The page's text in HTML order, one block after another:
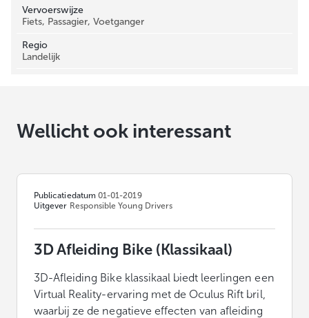
Vervoerswijze
Fiets, Passagier, Voetganger
Regio
Landelijk
Wellicht ook interessant
Publicatiedatum 01-01-2019
Uitgever Responsible Young Drivers
3D Afleiding Bike (Klassikaal)
3D-Afleiding Bike klassikaal biedt leerlingen een
Virtual Reality-ervaring met de Oculus Rift bril,
waarbij ze de negatieve effecten van afleiding